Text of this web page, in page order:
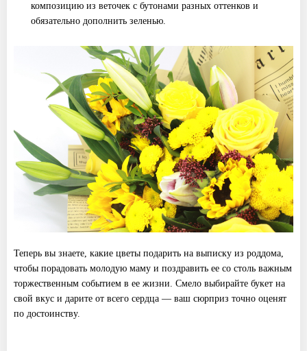
композицию из веточек с бутонами разных оттенков и
обязательно дополнить зеленью.
Теперь вы знаете, какие цветы подарить на выписку из роддома,
чтобы порадовать молодую маму и поздравить ее со столь важным
торжественным событием в ее жизни. Смело выбирайте букет на
свой вкус и дарите от всего сердца — ваш сюрприз точно оценят
по достоинству.